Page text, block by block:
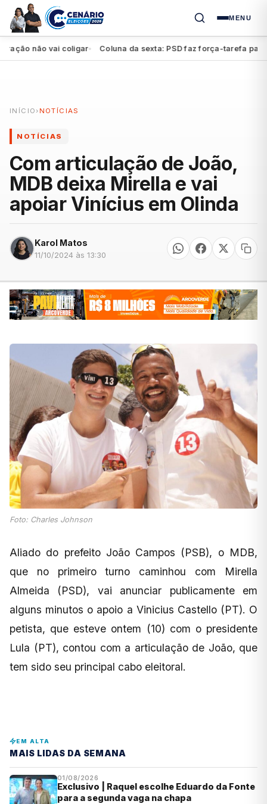
MENU
não vai coligar ● Coluna da sexta: PSD faz força-tarefa para
INÍCIO › NOTÍCIAS
NOTÍCIAS
Com articulação de João,
MDB deixa Mirella e vai
apoiar Vinícius em Olinda
Karol Matos
11/10/2024 às 13:30
Foto: Charles Johnson
Aliado do prefeito João Campos (PSB), o MDB,
que no primeiro turno caminhou com Mirella
Almeida (PSD), vai anunciar publicamente em
alguns minutos o apoio a Vinicius Castello (PT). O
petista, que esteve ontem (10) com o presidente
Lula (PT), contou com a articulação de João, que
tem sido seu principal cabo eleitoral.
EM ALTA
MAIS LIDAS DA SEMANA
01/08/2026
Exclusivo | Raquel escolhe Eduardo da Fonte
para a segunda vaga na chapa